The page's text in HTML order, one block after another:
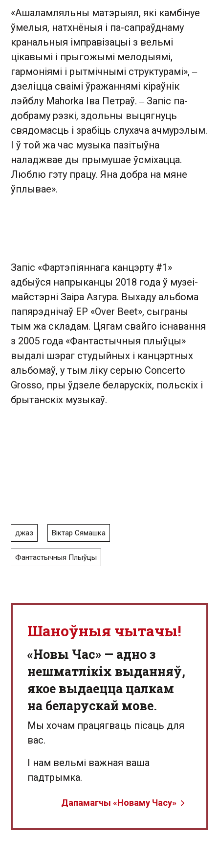
«Ашаламляльны матэрыял, які камбінуе
ўмелыя, натхнёныя і па-сапраўднаму
кранальныя імправізацыі з вельмі
цікавымі і прыгожымі мелодыямі,
гармоніямі і рытмічнымі структурамі», ‒
дзеліцца сваімі ўражаннямі кіраўнік
лэйблу Mahorka Іва Петраў. ‒ Запіс па-
добраму рэзкі, здольны выцягнуць
свядомасць і зрабіць слухача ачмурэлым.
І ў той жа час музыка пазітыўна
наладжвае ды прымушае ўсміхацца.
Люблю гэту працу. Яна добра на мяне
ўплывае».
Запіс «Фартэпіяннага канцэрту #1»
адбыўся напрыканцы 2018 года ў музеі-
майстэрні Заіра Азгура. Выхаду альбома
папярэднічаў EP «Over Beet», сыграны
тым жа складам. Цягам свайго існавання
з 2005 года «Фантастычныя плыўцы»
выдалі шэраг студыйных і канцэртных
альбомаў, у тым ліку серыю Concerto
Grosso, пры ўдзеле беларускіх, польскіх і
брытанскіх музыкаў.
джаз Віктар Сямашка
Фантастычныя Плыўцы
Шаноўныя чытачы!
«Новы Час» — адно з
нешматлікіх выданняў,
якое выдаецца цалкам
на беларускай мове.
Мы хочам працягваць пісаць для
вас.
І нам вельмі важная ваша
падтрымка.
Дапамагчы «Новаму Часу»